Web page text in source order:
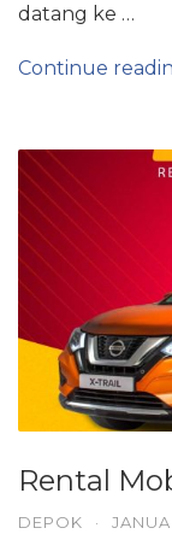
datang ke …
Continue
Rental
DEPOK ·